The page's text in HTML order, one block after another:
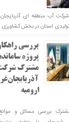
استان در بخش
بررسی
پروژه
مشترک
ارومیه
بررسی مسائل و موانع